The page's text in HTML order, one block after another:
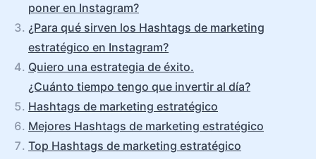
poner en Instagram?
¿Para qué sirven los Hashtags de marketing
estratégico en Instagram?
Quiero una estrategia de éxito.
¿Cuánto tiempo tengo que invertir al día?
Hashtags de marketing estratégico
Mejores Hashtags de marketing estratégico
Top Hashtags de marketing estratégico